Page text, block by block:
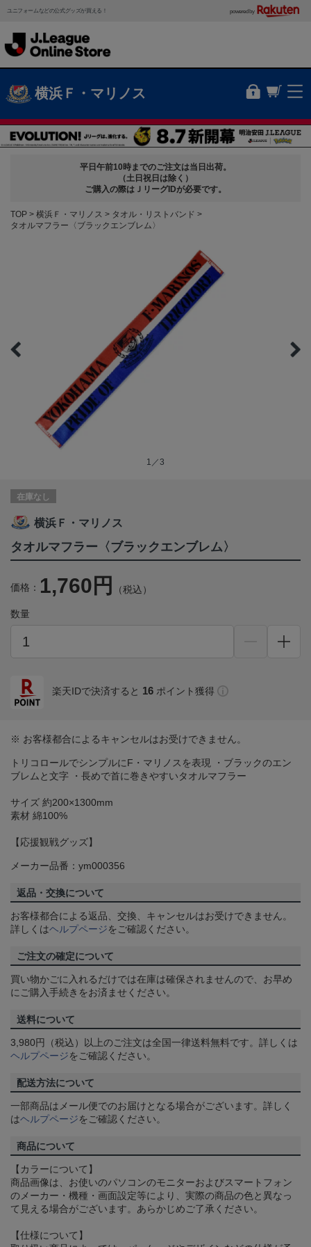
ユニフォームなどの公式グッズが買える！ powered by
横浜Ｆ・マリノス
平日午前10時までのご注文は当日出荷。
（土日祝日は除く）
ご購入の際はＪリーグIDが必要です。
TOP 横浜Ｆ・マリノス
タオル・リストバンド
タオルマフラー〈ブラックエンブレム〉
1／3
在庫なし
横浜Ｆ・マリノス
タオルマフラー〈ブラックエンブレム〉
価格： 1,760円 （税込）
数量
楽天IDで決済すると 16 ポイント獲得
※ お客様都合によるキャンセルはお受けできません。
トリコロールでシンプルにF・マリノスを表現 ・ブラックのエン
ブレムと文字 ・長めで首に巻きやすいタオルマフラー
サイズ 約200×1300mm
素材 綿100%
【応援観戦グッズ】
メーカー品番：ym000356
返品・交換について
お客様都合による返品、交換、キャンセルはお受けできません。
詳しくはヘルプページをご確認ください。
ご注文の確定について
買い物かごに入れるだけでは在庫は確保されませんので、お早め
にご購入手続きをお済ませください。
送料について
3,980円（税込）以上のご注文は全国一律送料無料です。詳しくは
ヘルプページをご確認ください。
配送方法について
一部商品はメール便でのお届けとなる場合がございます。詳しく
はヘルプページをご確認ください。
商品について
【カラーについて】
商品画像は、お使いのパソコンのモニターおよびスマートフォン
のメーカー・機種・画面設定等により、実際の商品の色と異なっ
て見える場合がございます。あらかじめご了承ください。
【仕様について】